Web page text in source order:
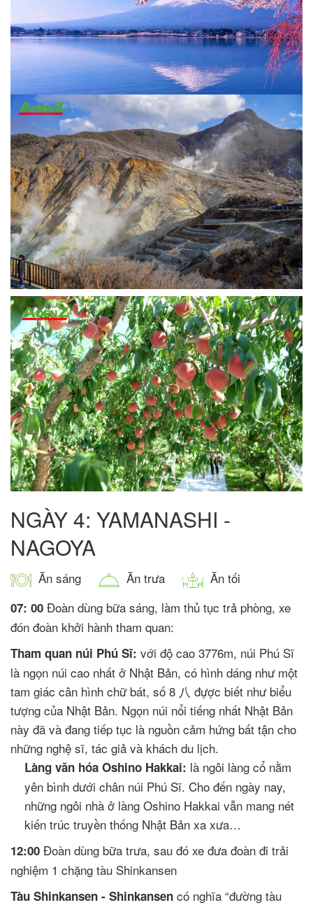
NGÀY 4: YAMANASHI -
NAGOYA
Ăn sáng Ăn trưa Ăn tối
07: 00 Đoàn dùng bữa sáng, làm thủ tục trả phòng, xe
đón đoàn khởi hành tham quan:
Tham quan núi Phú Sĩ: với độ cao 3776m, núi Phú Sĩ
là ngọn núi cao nhất ở Nhật Bản, có hình dáng như một
tam giác cân hình chữ bát, số 8 八 đựợc biết như biểu
tượng của Nhật Bản. Ngọn núi nổi tiếng nhất Nhật Bản
này đã và đang tiếp tục là nguồn cảm hứng bất tận cho
những nghệ sĩ, tác giả và khách du lịch.
Làng văn hóa Oshino Hakkai: là ngôi làng cổ nằm
yên bình dưới chân núi Phú Sĩ. Cho đến ngày nay,
những ngôi nhà ở làng Oshino Hakkai vẫn mang nét
kiến trúc truyền thống Nhật Bản xa xưa…
12:00 Đoàn dùng bữa trưa, sau đó xe đưa đoàn đi trải
nghiệm 1 chặng tàu Shinkansen
Tàu Shinkansen - Shinkansen có nghĩa “đường tàu